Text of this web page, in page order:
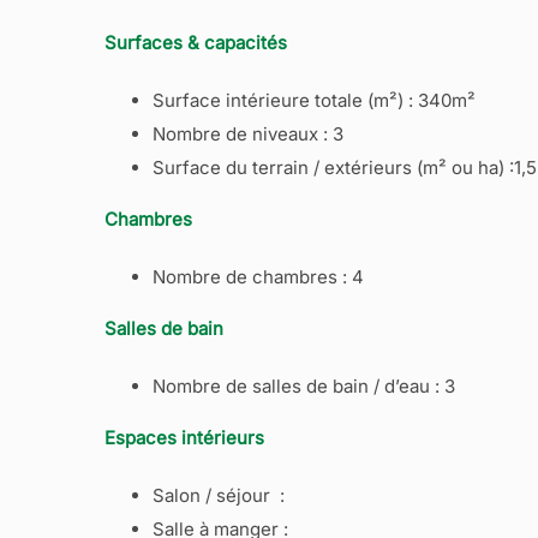
Surfaces & capacités
Surface intérieure totale (m²) : 340m²
Nombre de niveaux : 3
Surface du terrain / extérieurs (m² ou ha)
Chambres
Nombre de chambres : 4
Salles de bain
Nombre de salles de bain / d’eau : 3
Espaces intérieurs
Salon / séjour :
Salle à manger :